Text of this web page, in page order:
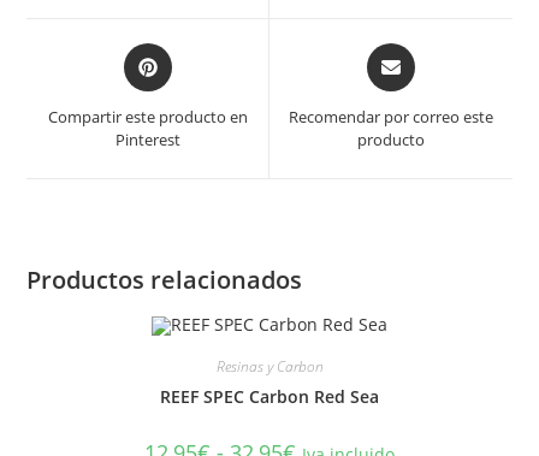
Opens
in
new
Compartir este producto en
Pinterest
Opens
in
new
Recomendar por correo este
producto
Productos relacionados
Resinas y Carbon
REEF SPEC Carbon Red Sea
Rango